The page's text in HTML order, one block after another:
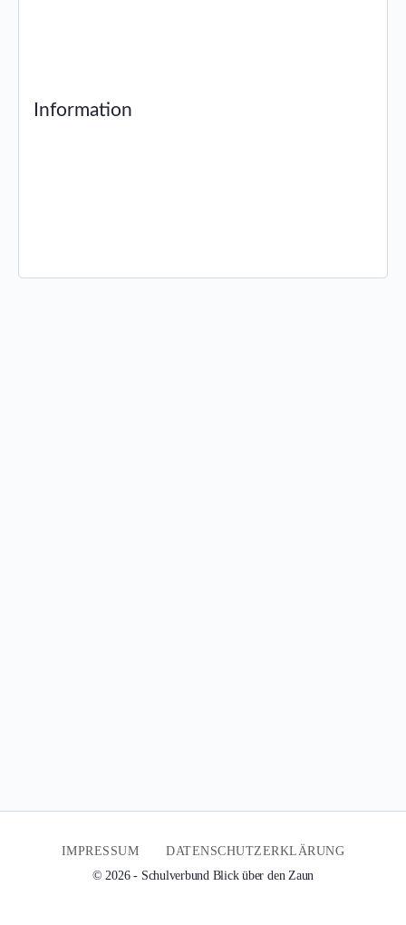
Information
IMPRESSUM
DATENSCHUTZERKLÄRUNG
© 2026 - Schulverbund Blick über den Zaun